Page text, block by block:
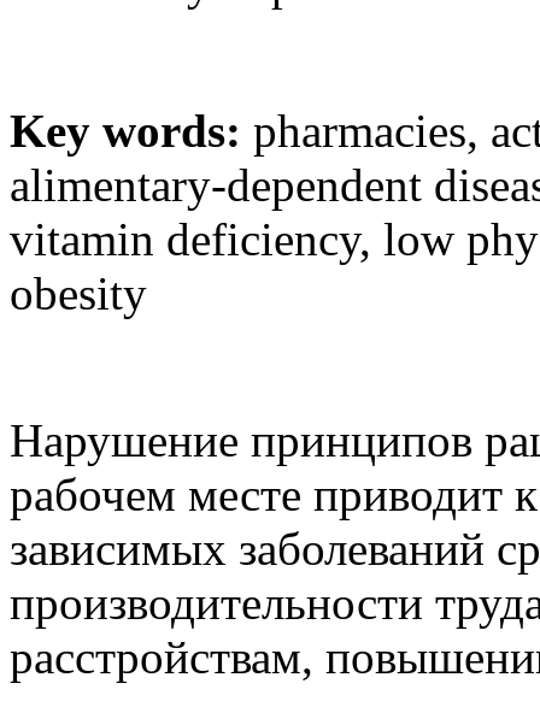
Key words: pharmacies,
alimentary-dependent
vitamin deficiency, low
obesity
Нарушение принципов
рабочем месте приводит
зависимых заболеваний
производительности
расстройствам,